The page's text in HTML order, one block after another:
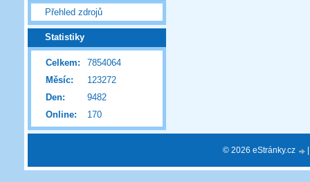
Přehled zdrojů
Statistiky
Online: 170
Celkem:
7854064
Měsíc:
123272
Den:
9482
© 2026 eStránky.cz